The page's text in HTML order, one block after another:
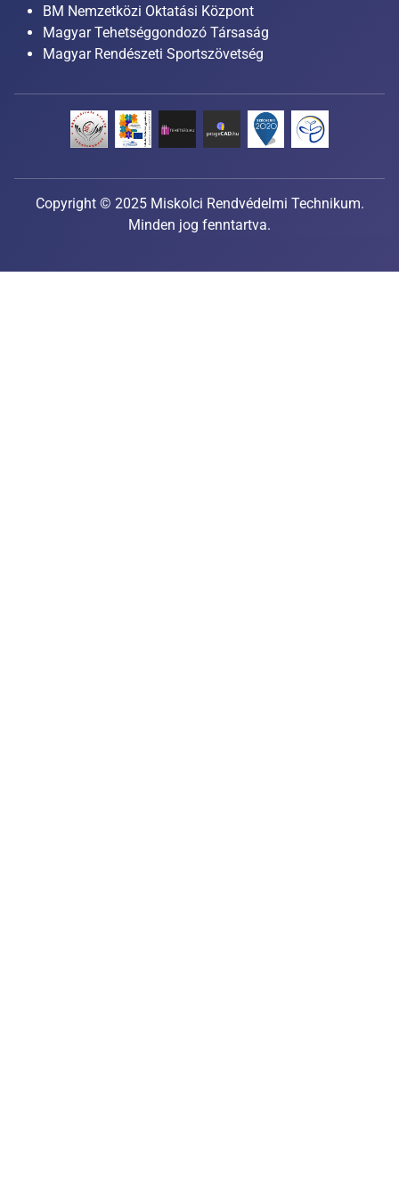
BM Nemzetközi Oktatási Központ
Magyar Tehetséggondozó Társaság
Magyar Rendészeti Sportszövetség
Copyright © 2025 Miskolci Rendvédelmi Technikum.
Minden jog fenntartva.